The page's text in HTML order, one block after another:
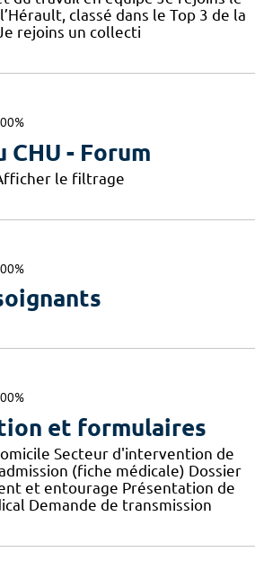
classé dans le Top 3 de la
rejoins un collecti
CHU - Forum
le filtrage
et formulaires
Secteur d'intervention de
(fiche médicale) Dossier
et entourage Présentation de
Demande de transmission